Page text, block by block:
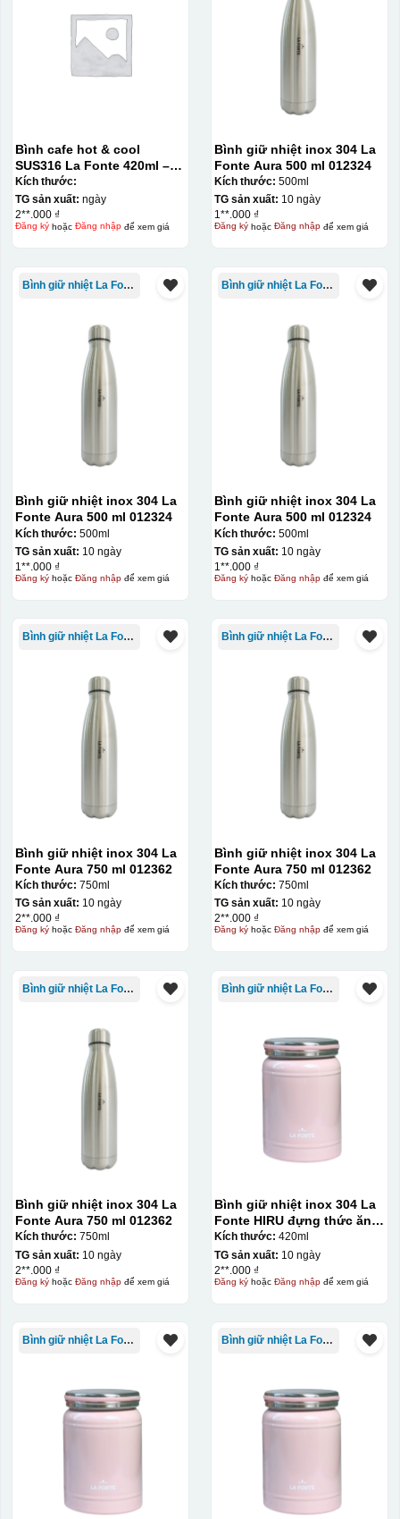
Bình cafe hot & cool
SUS316 La Fonte 420ml –
012775
Kích thước:
TG sản xuất: ngày
2**.000 ₫
Đăng kýhoặc Đăng nhậpđể xem giá
Bình giữ nhiệt inox 304 La
Fonte Aura 500 ml 012324
Kích thước: 500ml
TG sản xuất: 10 ngày
1**.000 ₫
Đăng kýhoặc Đăng nhậpđể xem giá
Bình giữ nhiệt La Fonte
Bình giữ nhiệt inox 304 La
Fonte Aura 500 ml 012324
Kích thước: 500ml
TG sản xuất: 10 ngày
1**.000 ₫
Đăng kýhoặc Đăng nhậpđể xem giá
Bình giữ nhiệt La Fonte
Bình giữ nhiệt inox 304 La
Fonte Aura 500 ml 012324
Kích thước: 500ml
TG sản xuất: 10 ngày
1**.000 ₫
Đăng kýhoặc Đăng nhậpđể xem giá
Bình giữ nhiệt La Fonte
Bình giữ nhiệt inox 304 La
Fonte Aura 750 ml 012362
Kích thước: 750ml
TG sản xuất: 10 ngày
2**.000 ₫
Đăng kýhoặc Đăng nhậpđể xem giá
Bình giữ nhiệt La Fonte
Bình giữ nhiệt inox 304 La
Fonte Aura 750 ml 012362
Kích thước: 750ml
TG sản xuất: 10 ngày
2**.000 ₫
Đăng kýhoặc Đăng nhậpđể xem giá
Bình giữ nhiệt La Fonte
Bình giữ nhiệt inox 304 La
Fonte Aura 750 ml 012362
Kích thước: 750ml
TG sản xuất: 10 ngày
2**.000 ₫
Đăng kýhoặc Đăng nhậpđể xem giá
Bình giữ nhiệt La Fonte
Bình giữ nhiệt inox 304 La
Fonte HIRU đựng thức ăn
420 ml – 012348
Kích thước: 420ml
TG sản xuất: 10 ngày
2**.000 ₫
Đăng kýhoặc Đăng nhậpđể xem giá
Bình giữ nhiệt La Fonte Bình giữ nhiệt La Fonte